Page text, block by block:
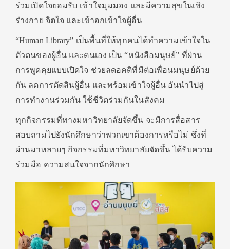
ร่วมเปิดใจยอมรับ เข้าใจมุมมอง และมีความสุขในเชิง
ร่างกาย จิตใจ และเข้าอกเข้าใจผู้อื่น
“Human Library” เป็นพื้นที่ให้ทุกคนได้ทำความเข้าใจใน
ตัวตนของผู้อื่น และตนเอง เป็น “หนังสือมนุษย์” ที่ผ่าน
การพูดคุยแบบเปิดใจ ช่วยลดอคติที่มีต่อเพื่อนมนุษย์ด้วย
กัน ลดการตัดสินผู้อื่น และพร้อมเข้าใจผู้อื่น อันนำไปสู่
การทำงานร่วมกัน ใช้ชีวิตร่วมกันในสังคม
ทุกกิจกรรมที่ทางมหาวิทยาลัยจัดขึ้น จะมีการสื่อสาร
สอบถามไปยังนักศึกษาว่าพวกเขาต้องการหรือไม่ ซึ่งที่
ผ่านมาหลายๆ กิจกรรมที่มหาวิทยาลัยจัดขึ้น ได้รับความ
ร่วมมือ ความสนใจจากนักศึกษา